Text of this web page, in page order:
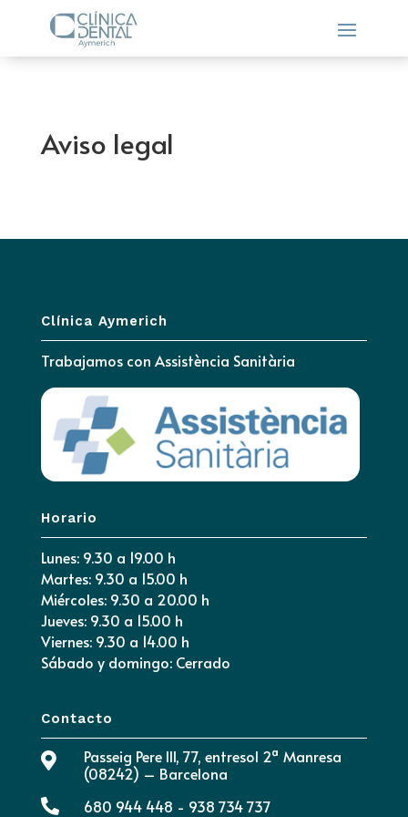
Aviso legal
Clínica Aymerich
Trabajamos con Assistència Sanitària
Horario
Lunes: 9.30 a 19.00 h
Martes: 9.30 a 15.00 h
Miércoles: 9.30 a 20.00 h
Jueves: 9.30 a 15.00 h
Viernes: 9.30 a 14.00 h
Sábado y domingo: Cerrado
Contacto

Passeig Pere III, 77, entresol 2ª Manresa
(08242) – Barcelona
 680 944 448 - 938 734 737